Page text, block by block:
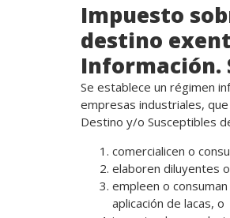
Impuesto
destino
Información.
Se establece un régimen
empresas industriales,
Destino y/o Susceptibles
comercialicen o
elaboren diluyentes o
empleen o
aplicación de lacas, o